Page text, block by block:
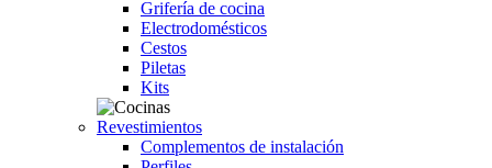
Grifería de cocina
Electrodomésticos
Cestos
Piletas
Kits
Revestimientos
Complementos de instalación